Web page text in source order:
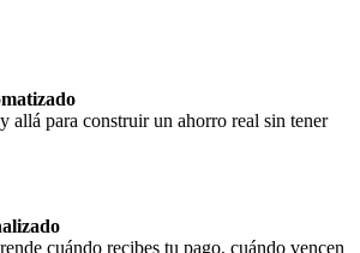
allá para construir un ahorro real sin tener
cuándo recibes tu pago, cuándo vencen